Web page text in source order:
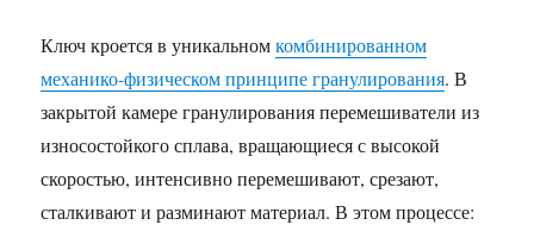
Ключ кроется в уникальномкомбинированном
механико-физическом принципе гранулирования. В
закрытой камере гранулирования перемешиватели из
износостойкого сплава, вращающиеся с высокой
скоростью, интенсивно перемешивают, срезают,
сталкивают и разминают материал. В этом процессе: